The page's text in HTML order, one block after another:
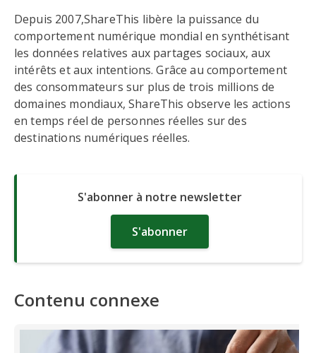
Depuis 2007,ShareThis libère la puissance du
comportement numérique mondial en synthétisant
les données relatives aux partages sociaux, aux
intérêts et aux intentions. Grâce au comportement
des consommateurs sur plus de trois millions de
domaines mondiaux, ShareThis observe les actions
en temps réel de personnes réelles sur des
destinations numériques réelles.
S'abonner à notre newsletter
S'abonner
Contenu connexe